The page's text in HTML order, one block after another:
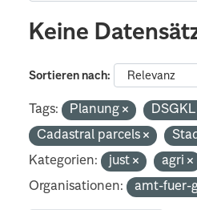
Keine
Sortieren nach
Tags: Planung
Cadastral parcels
Kategorien:
just agri
Organisationen:
amt-fuer-